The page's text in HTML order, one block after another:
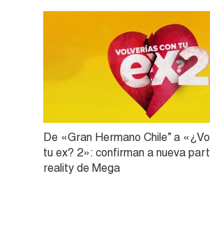
De «Gran Hermano Chile” a
tu ex? 2»: confirman a nueva
reality de Mega